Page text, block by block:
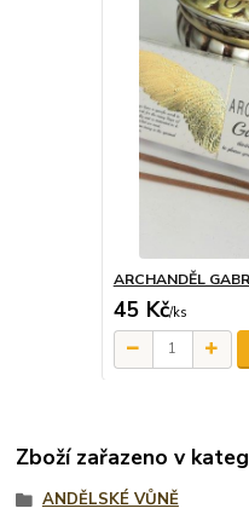
ARCHANDĚL
45 Kč/ks
Zboží zařazeno v
ANDĚLSKÉ VŮNĚ